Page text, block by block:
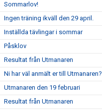
Sommarlov!
Ingen träning ikväll den 29 april.
Inställda tävlingar i sommar
Påsklov
Resultat från Utmanaren
Ni har väl anmält er till Utmanaren?
Utmanaren den 19 februari
Resultat från Utmanaren